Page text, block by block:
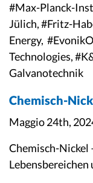
#Max-Planck-
Jülich, #Fritz-
Energy,
Technologies,
Galvanotechnik
Chemisch-
Maggio 24th,
Chemisch-Nickel